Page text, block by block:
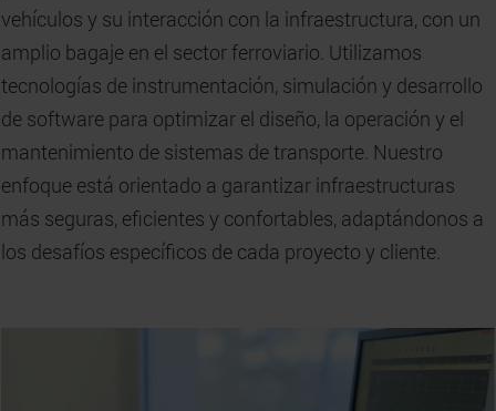
vehículos y su interacción con la infraestructura, con un
amplio bagaje en el sector ferroviario. Utilizamos
tecnologías de instrumentación, simulación y desarrollo
de software para optimizar el diseño, la operación y el
mantenimiento de sistemas de transporte. Nuestro
enfoque está orientado a garantizar infraestructuras
más seguras, eficientes y confortables, adaptándonos a
los desafíos específicos de cada proyecto y cliente.